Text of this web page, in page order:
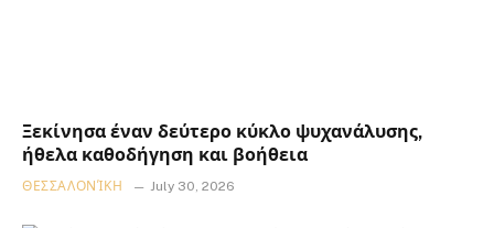
Ξεκίνησα έναν δεύτερο κύκλο ψυχανάλυσης,
ήθελα καθοδήγηση και βοήθεια
ΘΕΣΣΑΛΟΝΊΚΗ July 30, 2026